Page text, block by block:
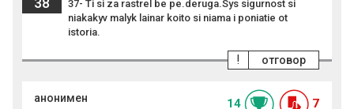
37- Ti si za rastrel be pe.deruga.Sys sigurnost si
niakakyv malyk lainar koito si niama i poniatie ot
istoria.
отговор
!
анонимен 14 7